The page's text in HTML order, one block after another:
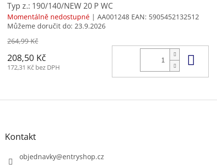
Typ z.: 190/140/NEW 20 P WC
Momentálně nedostupné | AA001248 EAN: 5905452132512
Můžeme doručit do: 23.9.2026
264,99 Kč
208,50 Kč
172,31 Kč bez DPH
Z
Kontakt
objednavky@entryshop.cz